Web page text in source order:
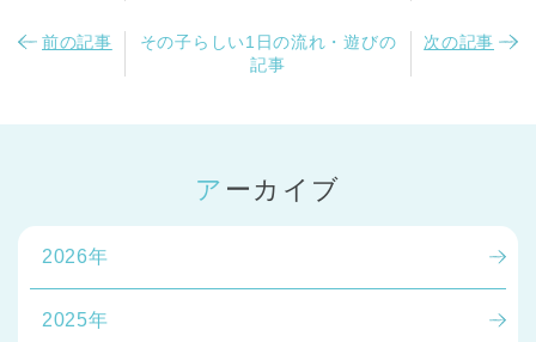
前の記事
その子らしい1日の流れ・遊びの
記事
次の記事
アーカイブ
2026年
2025年